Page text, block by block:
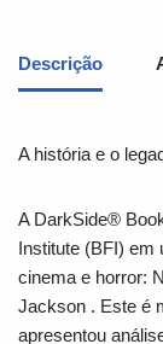
Descrição
A história e o
A DarkSide®
Institute (BFI) em
cinema e horror:
Jackson . Este é
apresentou